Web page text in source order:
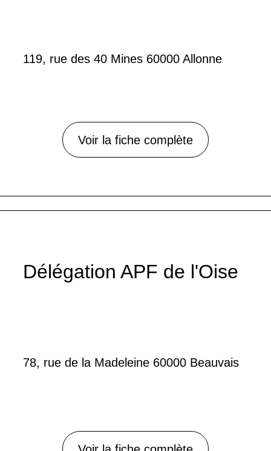
119, rue des 40 Mines 60000 Allonne
Voir la fiche complète
Délégation APF de l'Oise
78, rue de la Madeleine 60000 Beauvais